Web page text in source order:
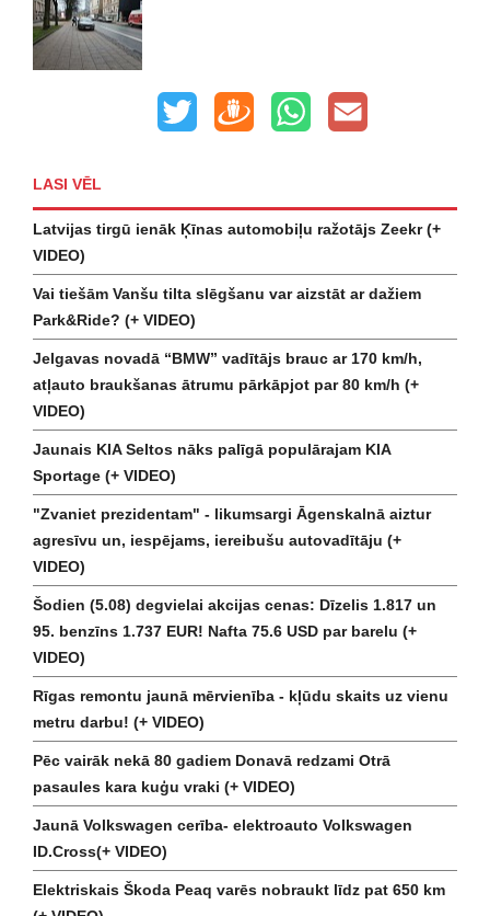
LASI VĒL
Latvijas tirgū ienāk Ķīnas automobiļu ražotājs Zeekr (+
VIDEO)
Vai tiešām Vanšu tilta slēgšanu var aizstāt ar dažiem
Park&Ride? (+ VIDEO)
Jelgavas novadā “BMW” vadītājs brauc ar 170 km/h,
atļauto braukšanas ātrumu pārkāpjot par 80 km/h (+
VIDEO)
Jaunais KIA Seltos nāks palīgā populārajam KIA
Sportage (+ VIDEO)
"Zvaniet prezidentam" - likumsargi Āgenskalnā aiztur
agresīvu un, iespējams, iereibušu autovadītāju (+
VIDEO)
Šodien (5.08) degvielai akcijas cenas: Dīzelis 1.817 un
95. benzīns 1.737 EUR! Nafta 75.6 USD par barelu (+
VIDEO)
Rīgas remontu jaunā mērvienība - kļūdu skaits uz vienu
metru darbu! (+ VIDEO)
Pēc vairāk nekā 80 gadiem Donavā redzami Otrā
pasaules kara kuģu vraki (+ VIDEO)
Jaunā Volkswagen cerība- elektroauto Volkswagen
ID.Cross(+ VIDEO)
Elektriskais Škoda Peaq varēs nobraukt līdz pat 650 km